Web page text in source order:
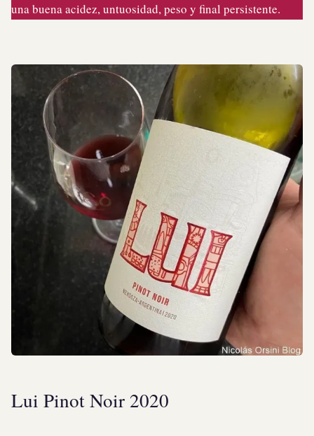
una buena acidez, untuosidad, peso y final persistente.
Lui Pinot Noir 2020